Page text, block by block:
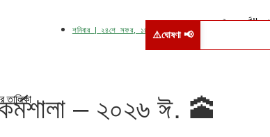
শনিবার |২৪শে সফর, ১৪৪৮ হিজরি | ২৪শে শ্রাবণ, ১৪৩৩ বঙ্গাব্দ
তালিকা
⚠️ঘোষণা 📢
– ২০২৬ ঈ. 🕋